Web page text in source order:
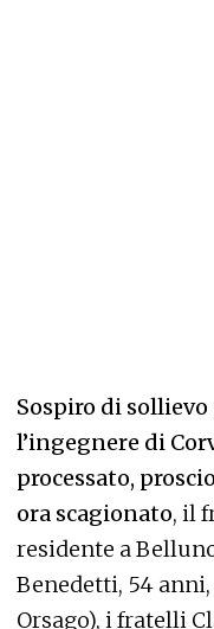
Sospiro di
l’ingegnere di
processato,
ora scagionato, il
residente a
Benedetti, 54
Orsago), i fratelli